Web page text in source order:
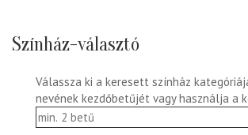
Színház-választó
Válassza ki a keresett színház
nevének kezdőbetűjét vagy használja a